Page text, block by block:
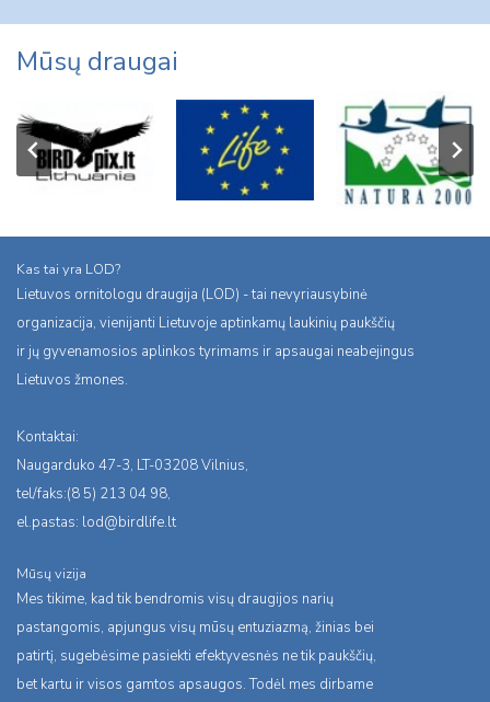
Mūsų draugai
Kas tai yra LOD?
Lietuvos ornitologu draugija (LOD) - tai nevyriausybinė
organizacija, vienijanti Lietuvoje aptinkamų laukinių paukščių
ir jų gyvenamosios aplinkos tyrimams ir apsaugai neabejingus
Lietuvos žmones.
Kontaktai:
Naugarduko 47-3, LT-03208 Vilnius,
tel/faks:(8 5) 213 04 98,
el.pastas: lod@birdlife.lt
Mūsų vizija
Mes tikime, kad tik bendromis visų draugijos narių
pastangomis, apjungus visų mūsų entuziazmą, žinias bei
patirtį, sugebėsime pasiekti efektyvesnės ne tik paukščių,
bet kartu ir visos gamtos apsaugos. Todėl mes dirbame